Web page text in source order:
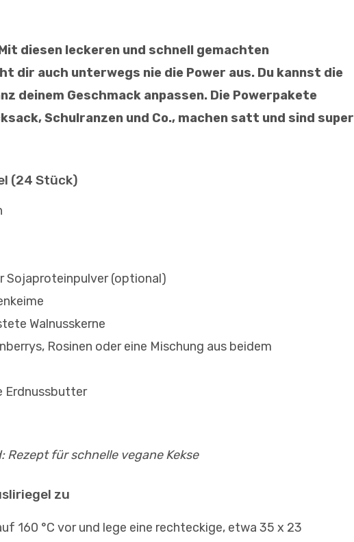
diesen leckeren und schnell gemachten
dir auch unterwegs nie die Power aus. Du kannst die
deinem Geschmack anpassen. Die Powerpakete
Schulranzen und Co., machen satt und sind super
(24 Stück)
Sojaproteinpulver (optional)
Walnusskerne
Rosinen oder eine Mischung aus beidem
Erdnussbutter
Rezept für schnelle vegane Kekse
zu
160 °C vor und lege eine rechteckige, etwa 35 x 23